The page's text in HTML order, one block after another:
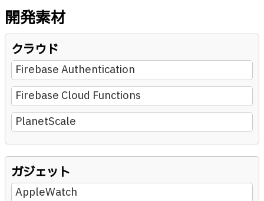
開発素材
クラウド
Firebase Authentication
Firebase Cloud Functions
PlanetScale
ガジェット
AppleWatch